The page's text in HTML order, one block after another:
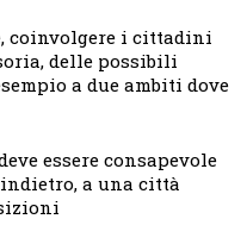
coinvolgere i cittadini
delle possibili
a due ambiti dove
essere consapevole
a una città